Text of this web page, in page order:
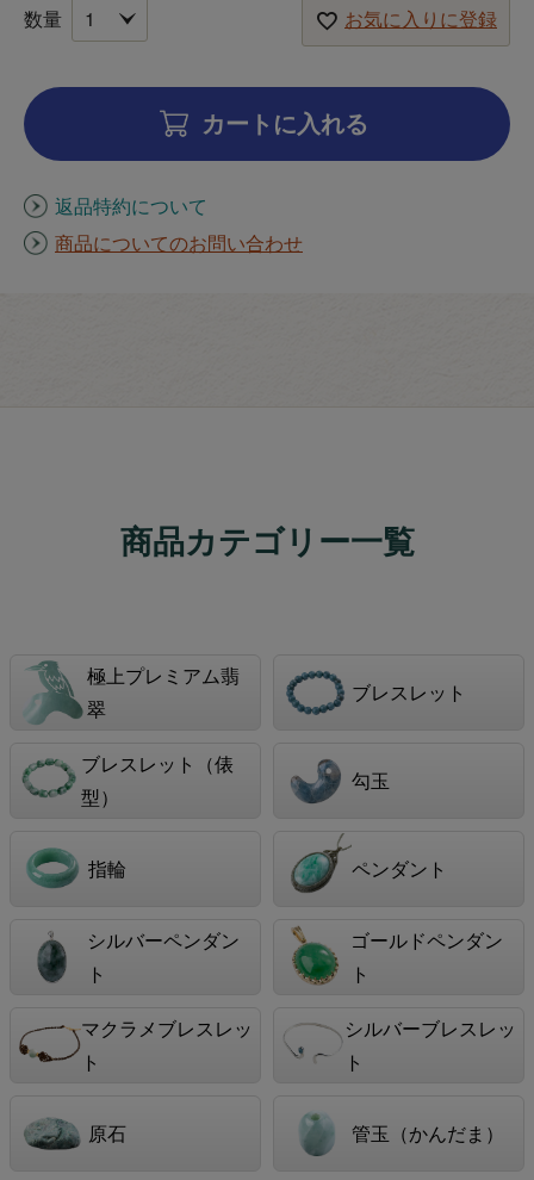
お気に入りに登録
カートに入れる
返品特約について
商品についてのお問い合わせ
商品カテゴリー一覧
極上プレミアム翡
翠
ブレスレット
ブレスレット（俵
型）
勾玉
指輪 ペンダント
シルバーペンダン
ト
ゴールドペンダン
ト
マクラメブレスレッ
ト
シルバーブレスレッ
ト
原石 管玉（かんだま）